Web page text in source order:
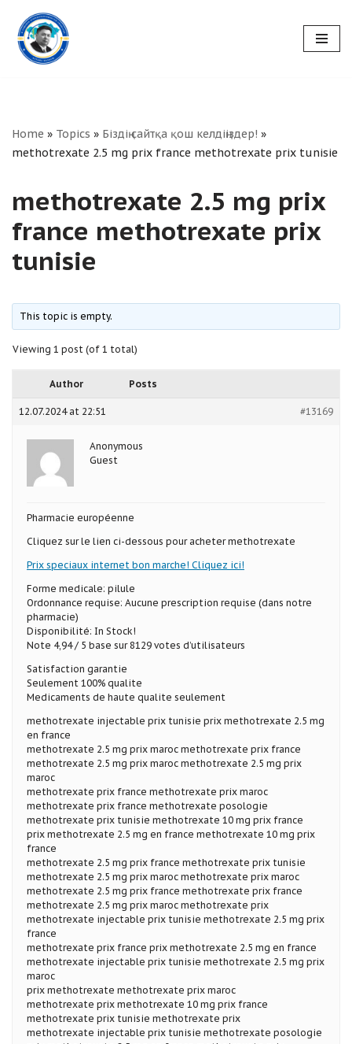
Skip
to
Home » Topics » Біздің сайтқа қош келдіңіздер! »
methotrexate 2.5 mg prix france methotrexate prix tunisie
methotrexate 2.5 mg prix
france methotrexate prix
tunisie
This topic is empty.
Viewing 1 post (of 1 total)
Author Posts
12.07.2024 at 22:51 #13169
Anonymous
Guest
Pharmacie européenne
Cliquez sur le lien ci-dessous pour acheter methotrexate
Prix speciaux internet bon marche! Cliquez ici!
Forme medicale: pilule
Ordonnance requise: Aucune prescription requise (dans notre
pharmacie)
Disponibilité: In Stock!
Note 4,94 / 5 base sur 8129 votes d’utilisateurs
Satisfaction garantie
Seulement 100% qualite
Medicaments de haute qualite seulement
methotrexate injectable prix tunisie prix methotrexate 2.5 mg
en france
methotrexate 2.5 mg prix maroc methotrexate prix france
methotrexate 2.5 mg prix maroc methotrexate 2.5 mg prix
maroc
methotrexate prix france methotrexate prix maroc
methotrexate prix france methotrexate posologie
methotrexate prix tunisie methotrexate 10 mg prix france
prix methotrexate 2.5 mg en france methotrexate 10 mg prix
france
methotrexate 2.5 mg prix france methotrexate prix tunisie
methotrexate 2.5 mg prix maroc methotrexate prix maroc
methotrexate 2.5 mg prix france methotrexate prix france
methotrexate 2.5 mg prix maroc methotrexate prix
methotrexate injectable prix tunisie methotrexate 2.5 mg prix
france
methotrexate prix france prix methotrexate 2.5 mg en france
methotrexate injectable prix tunisie methotrexate 2.5 mg prix
maroc
prix methotrexate methotrexate prix maroc
methotrexate prix methotrexate 10 mg prix france
methotrexate prix tunisie methotrexate prix
methotrexate injectable prix tunisie methotrexate posologie